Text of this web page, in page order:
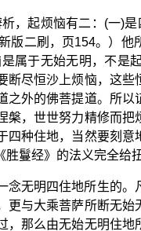
，起烦恼有二：(一
二刷，页154。）他
属于无始无明，不是
尽恒沙上烦恼，这
外的佛菩提道。所
，世世努力精修而
种住地，当然要刻
鬘经》的法义完全给扭
念无明四住地所生的
与大乘菩萨所断无
那么由无始无明住